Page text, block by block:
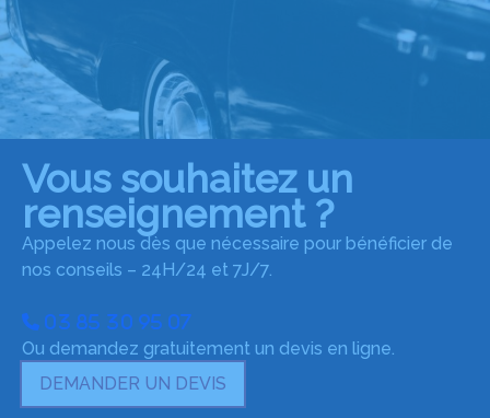
Vous souhaitez un
renseignement ?
Appelez nous dès que nécessaire pour bénéficier de
nos conseils – 24H/24 et 7J/7.
03 85 30 95 07
Ou demandez gratuitement un devis en ligne.
DEMANDER UN DEVIS